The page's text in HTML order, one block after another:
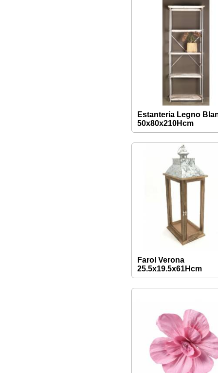
Estanteria Legno
50x80x210Hcm
Farol Verona
25.5x19.5x61Hcm